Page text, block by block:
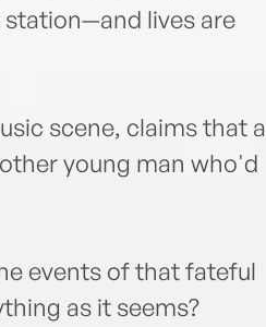
lives are
scene, claims that a
young man who'd
events of that fateful
as it seems?